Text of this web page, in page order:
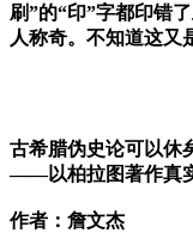
刷”的“印”字都印错
人称奇。不知道这又
古希腊伪史论可以休
——以柏拉图著作真
作者：詹文杰